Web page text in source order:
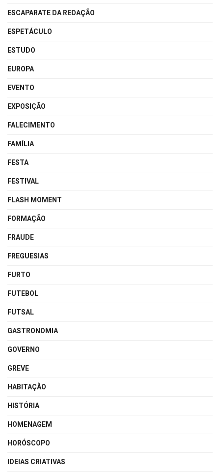
ESCAPARATE DA REDAÇÃO
ESPETÁCULO
ESTUDO
EUROPA
EVENTO
EXPOSIÇÃO
FALECIMENTO
FAMÍLIA
FESTA
FESTIVAL
FLASH MOMENT
FORMAÇÃO
FRAUDE
FREGUESIAS
FURTO
FUTEBOL
FUTSAL
GASTRONOMIA
GOVERNO
GREVE
HABITAÇÃO
HISTÓRIA
HOMENAGEM
HORÓSCOPO
IDEIAS CRIATIVAS